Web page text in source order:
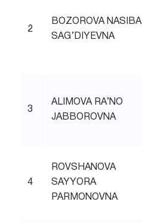
2
BOZOROVA NASIBA
SAG’DIYEVNA
3
ALIMOVA RA’NO
JABBOROVNA
4
ROVSHANOVA
SAYYORA
PARMONOVNA